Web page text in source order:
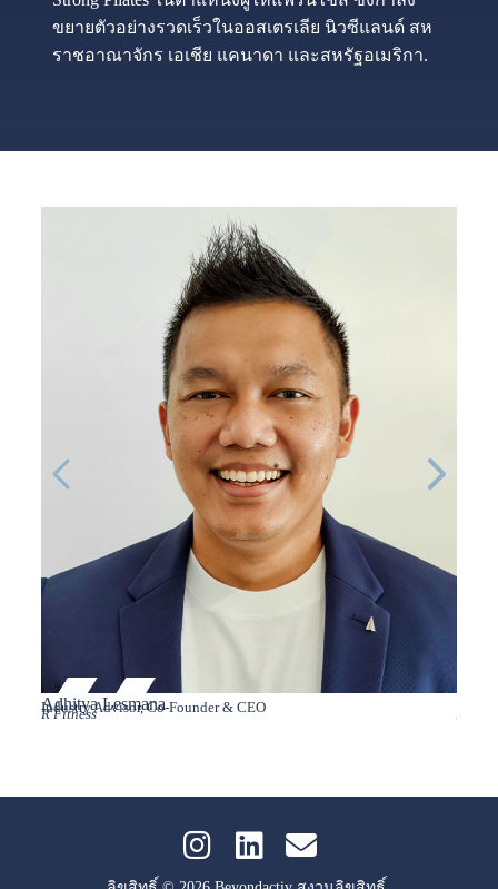
ขยายตัวอย่างรวดเร็วในออสเตรเลีย นิวซีแลนด์ สห
ราชอาณาจักร เอเชีย แคนาดา และสหรัฐอเมริกา.
Adhitya Lesmana
Industry Advisor, Co-Founder & CEO
R Fitness